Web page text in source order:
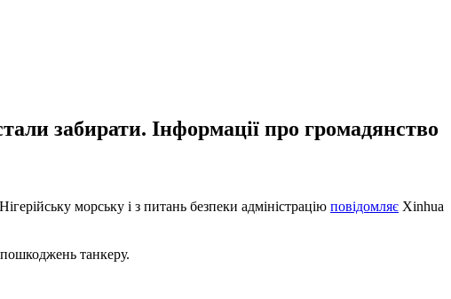
забирати. Інформації про громадянство
морську і з питань безпеки адміністрацію повідомляє Xinhua
танкеру.